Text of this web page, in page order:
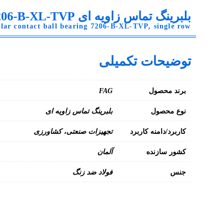
بلبرینگ تماس زاویه ای FAG 7206-B-XL-TVP
contact ball bearing 7206-B-XL-TVP, single row
توضیحات تکمیلی
برند محصول FAG
نوع محصول بلبرینگ تماس زاویه ای
کاربرد/دامنه کاربرد تجهیزات صنعتی، کشاورزی
کشور سازنده آلمان
جنس فولاد ضد زنگ